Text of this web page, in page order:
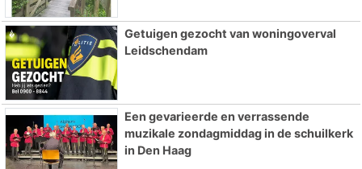
Getuigen gezocht van woningoverval
Leidschendam
Een gevarieerde en verrassende
muzikale zondagmiddag in de schuilkerk
in Den Haag